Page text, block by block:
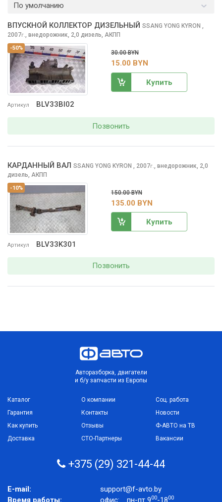
По умолчанию
-50%
Артикул BLV33BI02
ВПУСКНОЙ КОЛЛЕКТОР ДИЗЕЛЬНЫЙ SSANG YONG KYRON ,
2007г., внедорожник, 2,0 дизель, АКПП
30.00 BYN
15.00 BYN
Купить
Позвонить
-10%
Артикул BLV33K301
КАРДАННЫЙ ВАЛ SSANG YONG KYRON , 2007г., внедорожник, 2,0
дизель, АКПП
150.00 BYN
135.00 BYN
Купить
Позвонить
Авторазборка, двигатели
и б/у запчасти из Европы
Каталог
Гарантия
Как купить
Доставка
О компании
Контакты
Отзывы
СТО-Партнеры
Соц. работа
Новости
Ф-АВТО на ТВ
Вакансии
+375 (29) 321-44-44
E-mail:
support@f-avto.by
Время работы:
офис: пн-пт 900-1800